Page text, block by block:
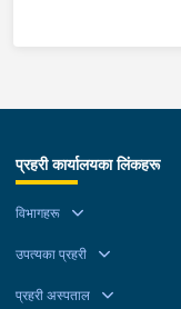
प्रहरी कार्यालयका लिंकहरू
विभागहरू
उपत्यका प्रहरी
प्रहरी अस्पताल